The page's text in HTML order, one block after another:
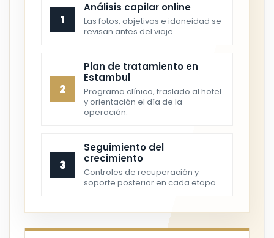
1
Análisis capilar online
Las fotos, objetivos e idoneidad se
revisan antes del viaje.
2
Plan de tratamiento en
Estambul
Programa clínico, traslado al hotel
y orientación el día de la
operación.
3
Seguimiento del
crecimiento
Controles de recuperación y
soporte posterior en cada etapa.